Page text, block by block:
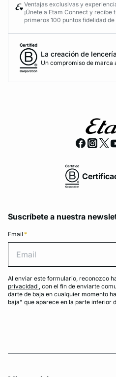
Ventajas exclusivas y
¡Únete a Etam Connect y recibe
primeros 100 puntos fidelidad de
La creación de
Un compromiso de marca
Suscríbete a nuestra
Email *
Al enviar este formulario, reconozco
privacidad , con el fin de enviarte
darte de baja en cualquier momento
baja" que aparece en la parte inferior